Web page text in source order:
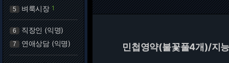
5 벼룩시장 1
6 직장인 (익명)
7 연애상담 (익명) 민첩영약(불꽃풀4개)/지